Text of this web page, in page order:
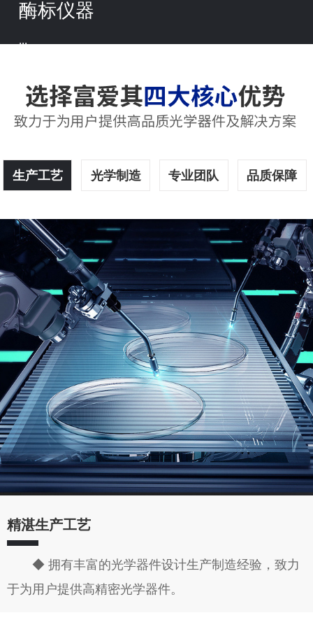
酶标仪器
...
生产工艺 光学制造 专业团队 品质保障
精湛生产工艺
◆ 拥有丰富的光学器件设计生产制造经验，致力
于为用户提供高精密光学器件。